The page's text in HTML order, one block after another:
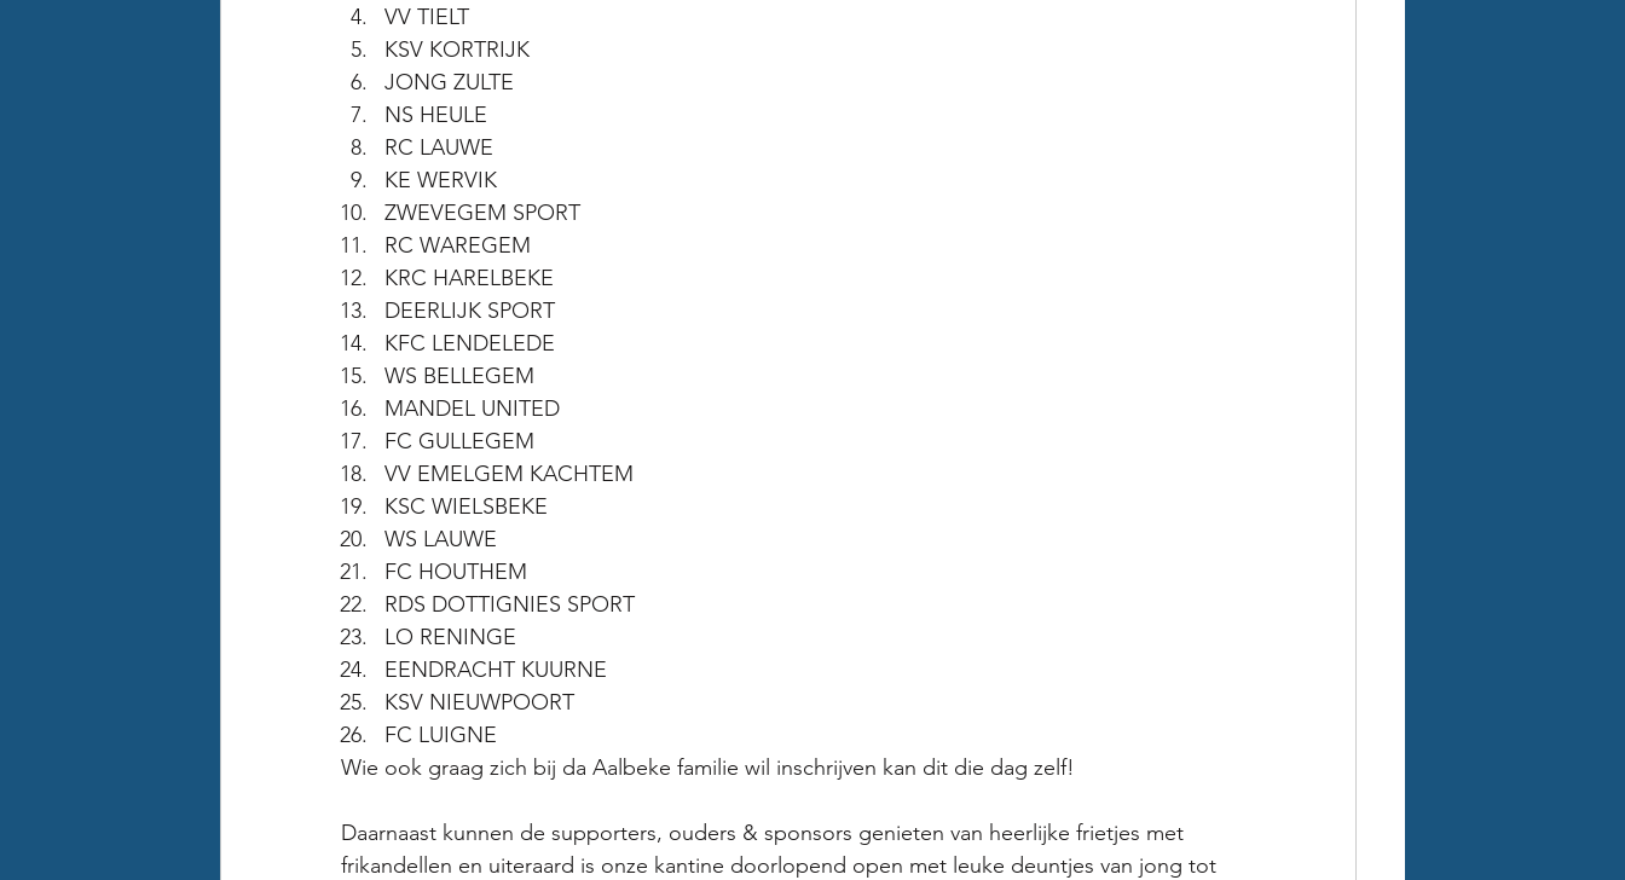
VV TIELT
KSV KORTRIJK
JONG ZULTE
NS HEULE
RC LAUWE
KE WERVIK
ZWEVEGEM SPORT
RC WAREGEM
KRC HARELBEKE
DEERLIJK SPORT
KFC LENDELEDE
WS BELLEGEM
MANDEL UNITED
FC GULLEGEM
VV EMELGEM KACHTEM
KSC WIELSBEKE
WS LAUWE
FC HOUTHEM
RDS DOTTIGNIES SPORT
LO RENINGE
EENDRACHT KUURNE
KSV NIEUWPOORT
FC LUIGNE
Wie ook graag zich bij da Aalbeke familie wil inschrijven kan dit die dag zelf!
Daarnaast kunnen de supporters, ouders & sponsors genieten van heerlijke frietjes met
frikandellen en uiteraard is onze kantine doorlopend open met leuke deuntjes van jong tot